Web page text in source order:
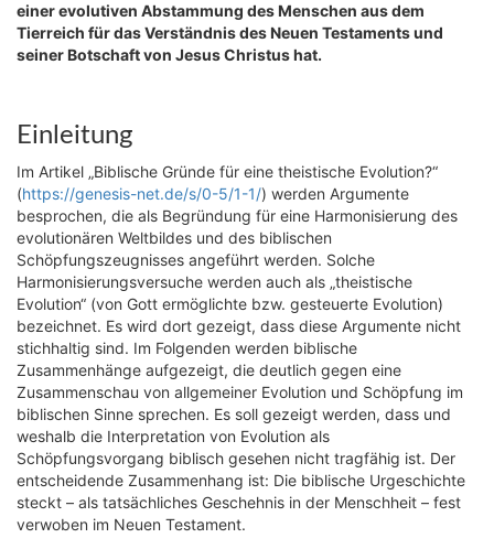
einer evolutiven Abstammung des Menschen aus dem
Tierreich für das Verständnis des Neuen Testaments und
seiner Botschaft von Jesus Christus hat.
Einleitung
Im Artikel „Biblische Gründe für eine theistische Evolution?“
(https://genesis-net.de/s/0-5/1-1/) werden Argumente
besprochen, die als Begründung für eine Harmonisierung des
evolutionären Weltbildes und des biblischen
Schöpfungszeugnisses angeführt werden. Solche
Harmonisierungsversuche werden auch als „theistische
Evolution“ (von Gott ermöglichte bzw. gesteuerte Evolution)
bezeichnet. Es wird dort gezeigt, dass diese Argumente nicht
stichhaltig sind. Im Folgenden werden biblische
Zusammenhänge aufgezeigt, die deutlich gegen eine
Zusammenschau von allgemeiner Evolution und Schöpfung im
biblischen Sinne sprechen. Es soll gezeigt werden, dass und
weshalb die Interpretation von Evolution als
Schöpfungsvorgang biblisch gesehen nicht tragfähig ist. Der
entscheidende Zusammenhang ist: Die biblische Urgeschichte
steckt – als tatsächliches Geschehnis in der Menschheit – fest
verwoben im Neuen Testament.